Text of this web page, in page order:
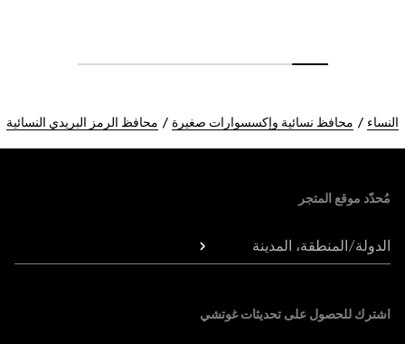
النساء محافظ نسائية وإكسسوارات صغيرة محافظ الرمز البريدي النسائية
مُحدّد موقع المتجر
الدولة/المنطقة، المدينة
اشترك للحصول على تحديثات غوتشي